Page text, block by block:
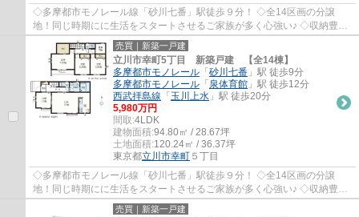
◇多摩都市モノレール線「砂川七番」駅徒歩９分！ ◇全14区画の分譲
地！同じ時期にに生活をスタートさせるご家族が多く心強い♪ ◇収納豊富
な4LDK+並列駐車2台分！ ◇前面道路幅6.0mで駐車...
売買｜新築一戸建
立川市幸町5丁目 新築戸建 【全14棟】
多摩都市モノレール 「 砂川七番 」駅 徒歩9分
多摩都市モノレール 「 泉体育館 」駅 徒歩12分
西武拝島線 「 玉川上水 」駅 徒歩20分
5,980万円
間取:4LDK
建物面積:94.80㎡ / 28.67坪
土地面積:120.24㎡ / 36.37坪
東京都立川市幸町 ５丁目
◇多摩都市モノレール線「砂川七番」駅徒歩９分！ ◇全14区画の分譲
地！同じ時期にに生活をスタートさせるご家族が多く心強い♪ ◇収納豊富
な4LDK+並列駐車2台分！ ◇前面道路幅6.0mで駐車...
売買｜新築一戸建